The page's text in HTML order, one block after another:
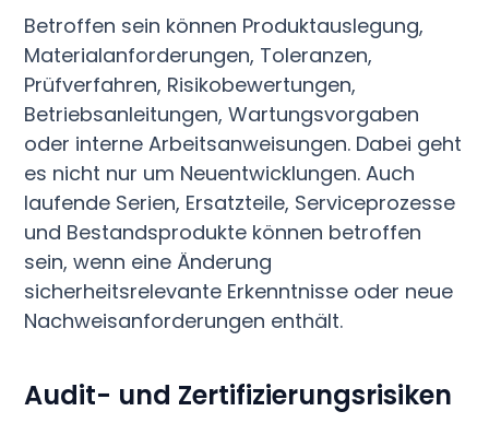
Betroffen sein können Produktauslegung,
Materialanforderungen, Toleranzen,
Prüfverfahren, Risikobewertungen,
Betriebsanleitungen, Wartungsvorgaben
oder interne Arbeitsanweisungen. Dabei geht
es nicht nur um Neuentwicklungen. Auch
laufende Serien, Ersatzteile, Serviceprozesse
und Bestandsprodukte können betroffen
sein, wenn eine Änderung
sicherheitsrelevante Erkenntnisse oder neue
Nachweisanforderungen enthält.
Audit- und Zertifizierungsrisiken